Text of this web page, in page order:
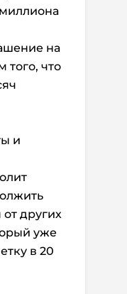
на
того, что
и
других
уже
в 20